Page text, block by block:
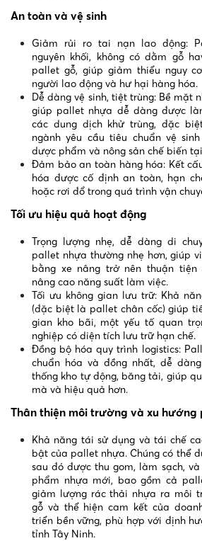
An toàn và vệ sinh
Giảm rủi ro tai nạn lao động:
nguyên khối, không có dằm gỗ
pallet gỗ, giúp giảm thiểu nguy
người lao động và hư hại hàng hóa.
Dễ dàng vệ sinh, tiệt trùng: Bề mặt
giúp pallet nhựa dễ dàng được
các dung dịch khử trùng, đặc
ngành yêu cầu tiêu chuẩn vệ
dược phẩm và nông sản chế biến
Đảm bảo an toàn hàng hóa: Kết
hóa được cố định an toàn, hạn
hoặc rơi đổ trong quá trình vận
Tối ưu hiệu quả hoạt động
Trọng lượng nhẹ, dễ dàng di
pallet nhựa thường nhẹ hơn, giúp
bằng xe nâng trở nên thuận tiện
nâng cao năng suất làm việc.
Tối ưu không gian lưu trữ: Khả
(đặc biệt là pallet chân cốc) giúp
gian kho bãi, một yếu tố quan
nghiệp có diện tích lưu trữ hạn chế.
Đồng bộ hóa quy trình logistics:
chuẩn hóa và đồng nhất, dễ
thống kho tự động, băng tải, giúp
mà và hiệu quả hơn.
Thân thiện môi trường và xu hướng
Khả năng tái sử dụng và tái chế
bật của pallet nhựa. Chúng có thể
sau đó được thu gom, làm sạch,
phẩm nhựa mới, bao gồm cả
giảm lượng rác thải nhựa ra môi
gỗ và thể hiện cam kết của
triển bền vững, phù hợp với định
tỉnh Tây Ninh.